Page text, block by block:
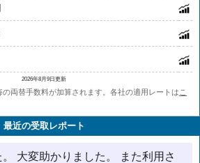
2026年8月9日更新
両替手数料が加算されます。各社の適用レートは こ
最近の受取レポート
大変助かりました。 また利用さ